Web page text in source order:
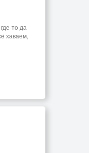
то да
хаваем,